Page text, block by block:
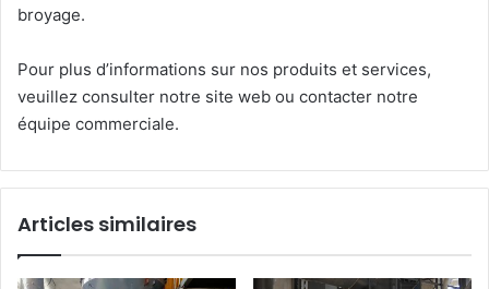
broyage.
Pour plus d’informations sur nos produits et services,
veuillez consulter notre site web ou contacter notre
équipe commerciale.
Articles similaires